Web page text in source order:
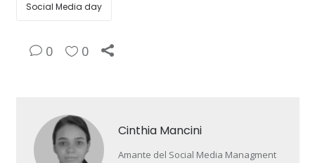
Social Media day
0 0
Cinthia Mancini
Amante del Social Media Managment